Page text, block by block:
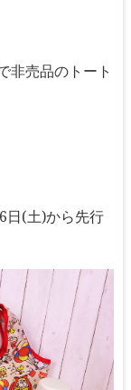
非売品のトート
日(土)から先行